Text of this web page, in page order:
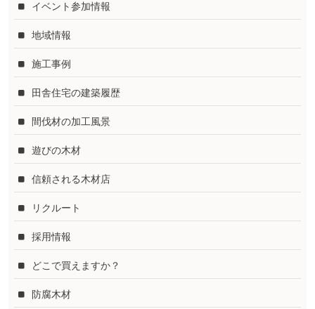
イベント参加情報
地域情報
施工事例
田舎住宅の建築履歴
間伐材の加工風景
遊びの木材
信頼される木材店
リクルート
採用情報
どこで買えますか？
防腐木材